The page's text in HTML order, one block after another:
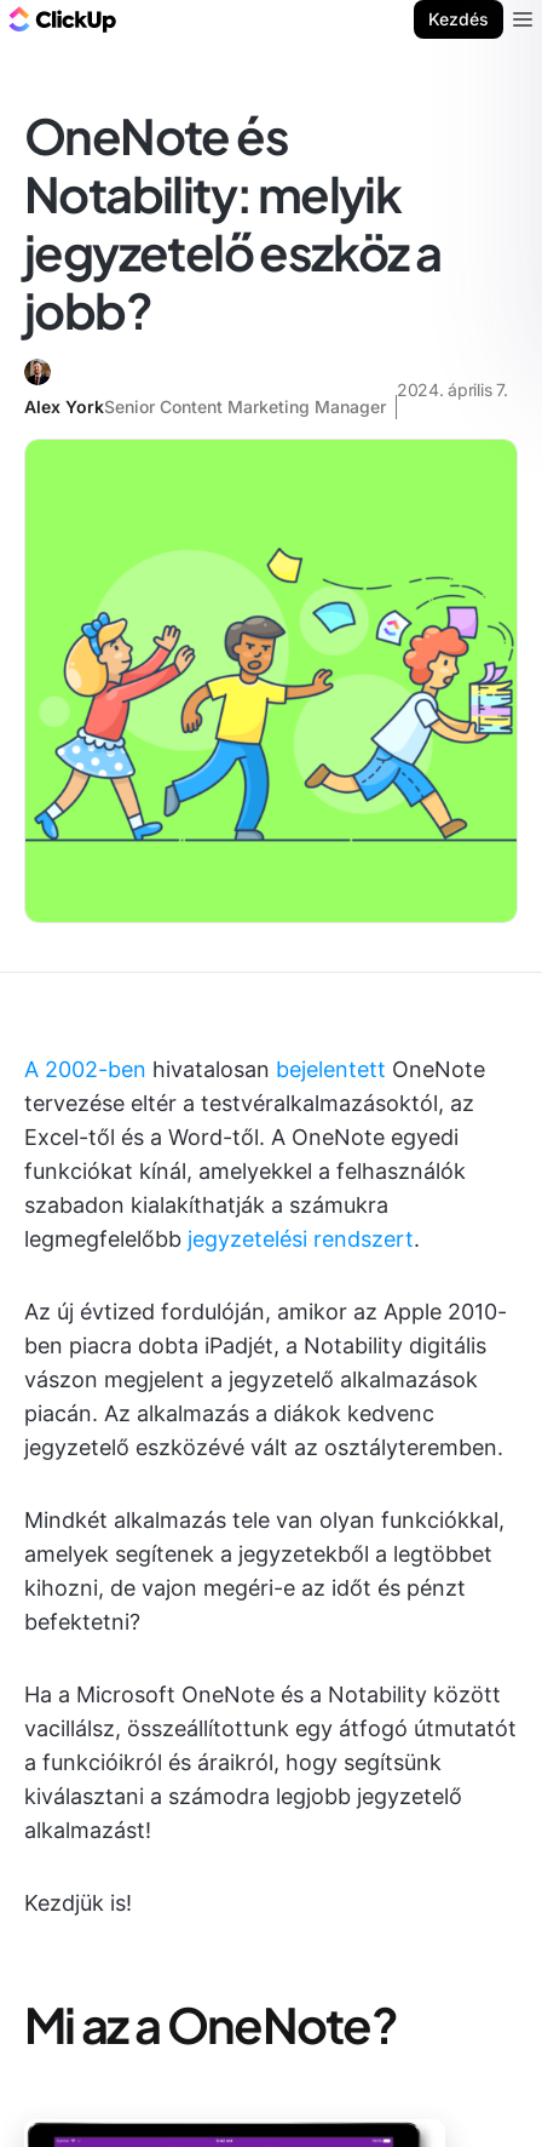
Kezdés
OneNote és
Notability: melyik
jegyzetelő eszköz a
jobb?
Alex YorkSenior Content Marketing Manager
2024. április 7.
A 2002-ben hivatalosan bejelentett OneNote
tervezése eltér a testvéralkalmazásoktól, az
Excel-től és a Word-től. A OneNote egyedi
funkciókat kínál, amelyekkel a felhasználók
szabadon kialakíthatják a számukra
legmegfelelőbb jegyzetelési rendszert.
Az új évtized fordulóján, amikor az Apple 2010-
ben piacra dobta iPadjét, a Notability digitális
vászon megjelent a jegyzetelő alkalmazások
piacán. Az alkalmazás a diákok kedvenc
jegyzetelő eszközévé vált az osztályteremben.
Mindkét alkalmazás tele van olyan funkciókkal,
amelyek segítenek a jegyzetekből a legtöbbet
kihozni, de vajon megéri-e az időt és pénzt
befektetni?
Ha a Microsoft OneNote és a Notability között
vacillálsz, összeállítottunk egy átfogó útmutatót
a funkcióikról és áraikról, hogy segítsünk
kiválasztani a számodra legjobb jegyzetelő
alkalmazást!
Kezdjük is!
Mi az a OneNote?